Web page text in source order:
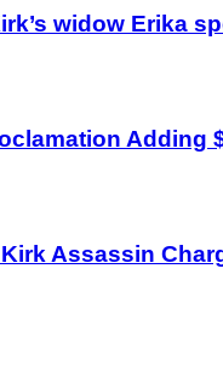
widow Erika
Adding
Assassin